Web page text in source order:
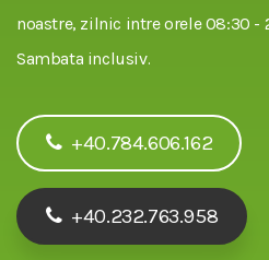
noastre, zilnic intre orele 08:30 -
Sambata inclusiv.
+40.784.606.162
+40.232.763.958